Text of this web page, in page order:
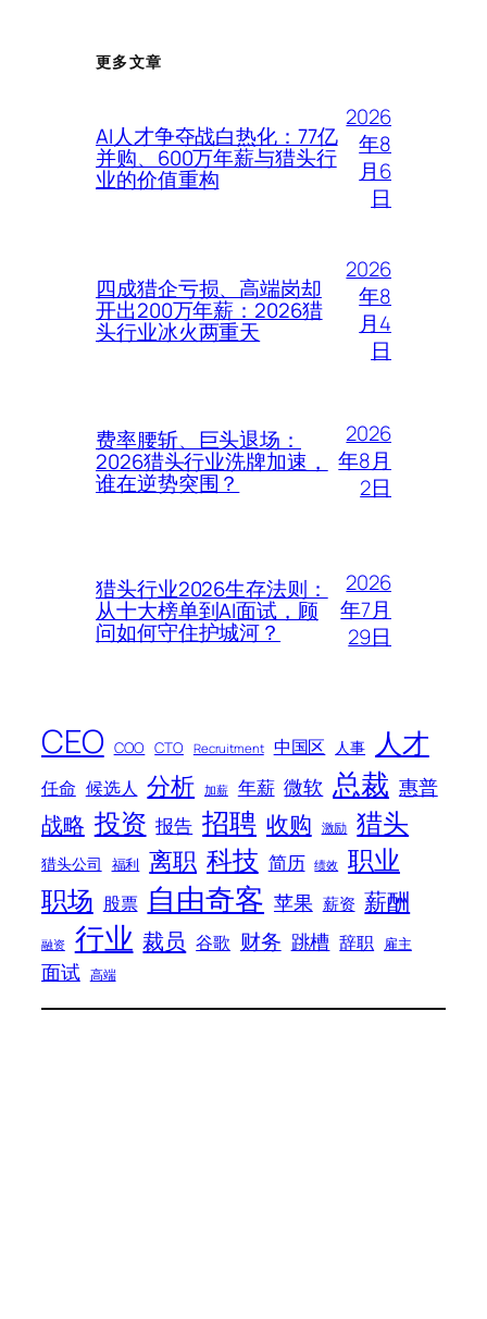
更多文章
AI人才争夺战白热化：77亿
并购、600万年薪与猎头行
业的价值重构
2026
年8
月6
日
四成猎企亏损、高端岗却
开出200万年薪：2026猎
头行业冰火两重天
2026
年8
月4
日
费率腰斩、巨头退场：
2026猎头行业洗牌加速，
谁在逆势突围？
2026
年8月
2日
猎头行业2026生存法则：
从十大榜单到AI面试，顾
问如何守住护城河？
2026
年7月
29日
CEO COO CTO Recruitment 中国区 人事 人才
任命 候选人 分析 加薪 年薪 微软 总裁 惠普
战略 投资 报告 招聘 收购 激励 猎头
猎头公司 福利 离职 科技 简历 绩效 职业
职场 股票 自由奇客 苹果 薪资 薪酬
融资 行业 裁员 谷歌 财务 跳槽 辞职 雇主
面试 高端